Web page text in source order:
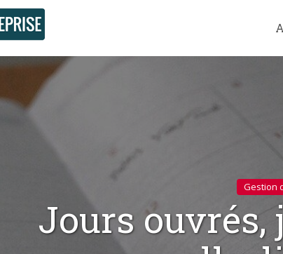
Gestion
Jours ouvrés,